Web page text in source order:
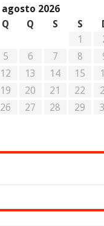
agosto 2026
Q Q S S
1
5 6 7 8
12 13 14 15
19 20 21 22
26 27 28 29